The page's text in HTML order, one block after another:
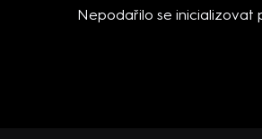
Nepodařilo se inicializovat